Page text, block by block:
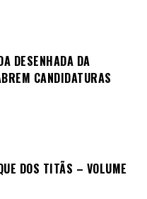
DESENHADA DA
CANDIDATURAS
DOS TITÃS – VOLUME